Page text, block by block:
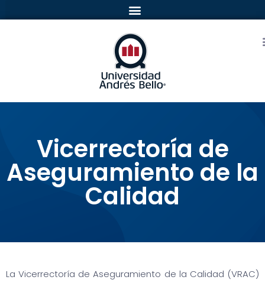
Vicerrectoría de
Aseguramiento de la
Calidad
La Vicerrectoría de Aseguramiento de la Calidad (VRAC)